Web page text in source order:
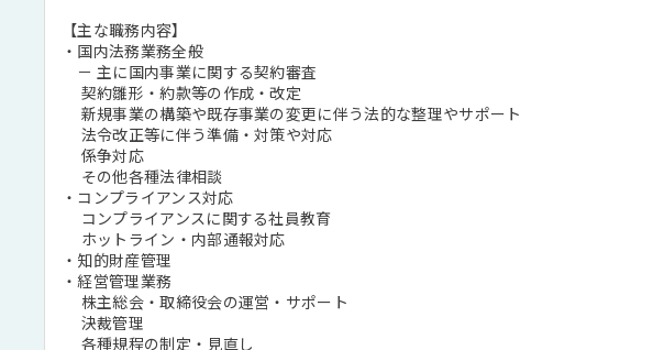
【主な職務内容】
・国内法務業務全般
－ 主に国内事業に関する契約審査
契約雛形・約款等の作成・改定
新規事業の構築や既存事業の変更に伴う法的な整理やサポート
法令改正等に伴う準備・対策や対応
係争対応
その他各種法律相談
・コンプライアンス対応
コンプライアンスに関する社員教育
ホットライン・内部通報対応
・知的財産管理
・経営管理業務
株主総会・取締役会の運営・サポート
決裁管理
各種規程の制定・見直し